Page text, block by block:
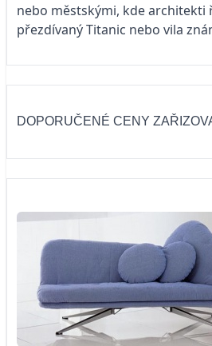
nebo městskými, kde architekti
přezdívaný Titanic nebo vila
DOPORUČENÉ CENY